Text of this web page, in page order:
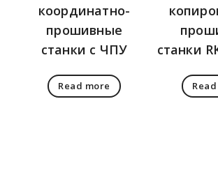
координатно-
прошивные
станки с ЧПУ
Read more
станки